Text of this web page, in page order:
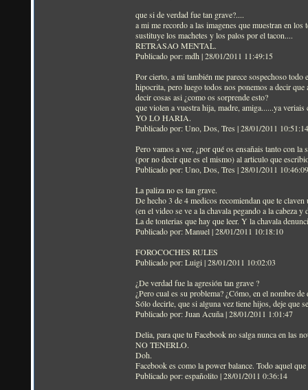
que si de verdad fue tan grave?....
a mi me recordo a las imagenes que muestran en
sustituye los machetes y los palos por el tacon....
RETRASAO MENTAL.
Publicado por: mdh | 28/01/2011 11:49:15
Por cierto, a mi también me parece sospechoso todo
hipocrita, pero luego todos nos ponemos a decir
decir cosas asi ¿como os sorprende esto?
que violen a vuestra hija, madre, amiga......ya
YO LO HARIA.
Publicado por: Uno, Dos, Tres | 28/01/2011 10:51:14
Pero vamos a ver, ¿por qué os ensañais tanto con la
(por no decir que es el mismo) al articulo que
Publicado por: Uno, Dos, Tres | 28/01/2011 10:46:09
La paliza no es tan grave.
De hecho 3 de 4 medicos recomiendan que te
(en el video se ve a la chavala pegando a la cabeza
La de tonterias que hay que leer. Y la chavala
Publicado por: Manuel | 28/01/2011 10:18:10
FOROCOCHES RULES
Publicado por: Luigi | 28/01/2011 10:02:03
¿De verdad fue la agresión tan grave ?
¿Pero cual es su problema? ¿Cómo, en el nombre
Sólo decirle, que si alguna vez tiene hijos, deje que
Publicado por: Juan Acuña | 28/01/2011 1:01:47
Delia, para que tu Facebook no salga nunca en las
NO TENERLO.
Doh.
Facebook es como la power balance. Todo aquel
Publicado por: españolito | 28/01/2011 0:36:14